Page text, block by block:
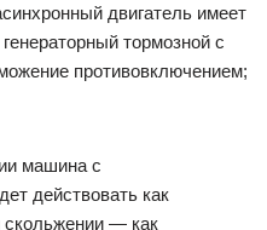
двигатель имеет
тормозной с
противовключением;
машина с
действовать как
скольжении — как